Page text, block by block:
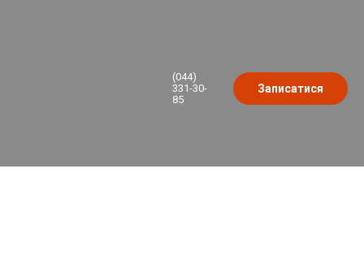
(044)
331-30-
85
Записатися